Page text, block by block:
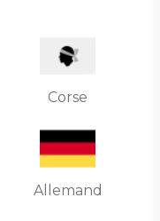
Corse
Allemand